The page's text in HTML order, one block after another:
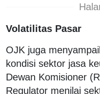
Volatilitas Pasar
OJK juga
kondisi sektor jasa
Dewan Komisioner
Regulator menilai